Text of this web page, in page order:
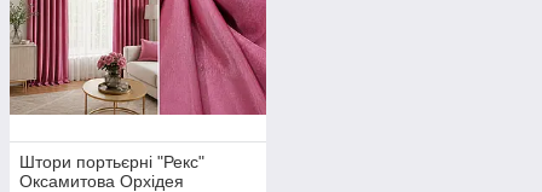
Штори портьєрні "Рекс"
Оксамитова Орхідея